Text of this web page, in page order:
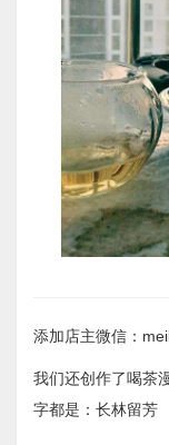
添加店主微信：
我们还创作了喝茶
字都是：长林留芳